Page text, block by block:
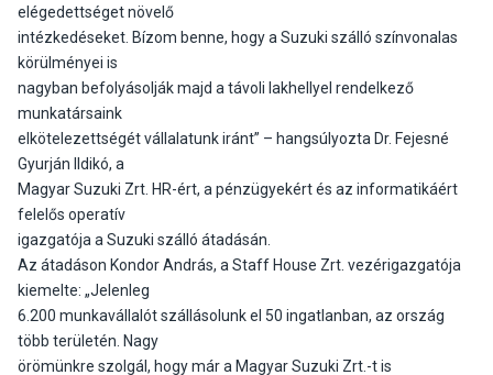
elégedettséget növelő
intézkedéseket. Bízom benne, hogy a Suzuki szálló színvonalas
körülményei is
nagyban befolyásolják majd a távoli lakhellyel rendelkező
munkatársaink
elkötelezettségét vállalatunk iránt” – hangsúlyozta Dr. Fejesné
Gyurján Ildikó, a
Magyar Suzuki Zrt. HR-ért, a pénzügyekért és az informatikáért
felelős operatív
igazgatója a Suzuki szálló átadásán.
Az átadáson Kondor András, a Staff House Zrt. vezérigazgatója
kiemelte: „Jelenleg
6.200 munkavállalót szállásolunk el 50 ingatlanban, az ország
több területén. Nagy
örömünkre szolgál, hogy már a Magyar Suzuki Zrt.-t is